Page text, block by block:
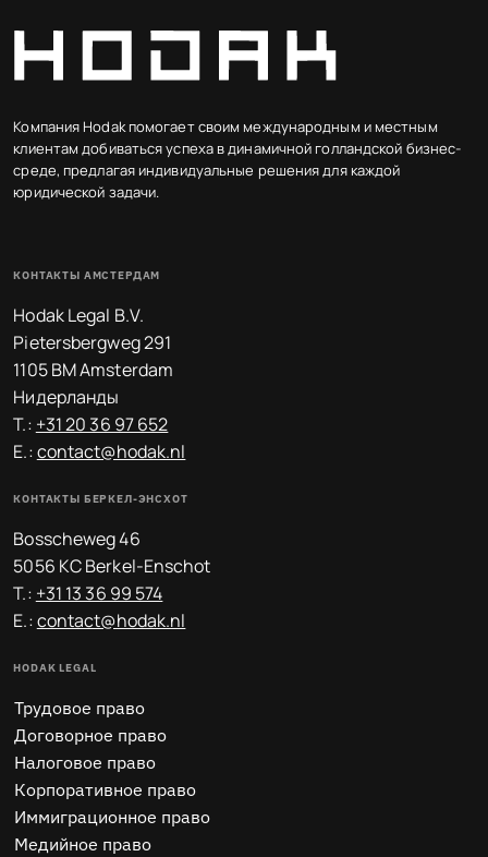
Компания Hodak помогает своим международным и местным
клиентам добиваться успеха в динамичной голландской бизнес-
среде, предлагая индивидуальные решения для каждой
юридической задачи.
КОНТАКТЫ АМСТЕРДАМ
Hodak Legal B.V.
Pietersbergweg 291
1105 BM Amsterdam
Нидерланды
T.: +31 20 36 97 652
E.:contact@hodak.nl
КОНТАКТЫ БЕРКЕЛ-ЭНСХОТ
Bosscheweg 46
5056 KC Berkel-Enschot
T.: +31 13 36 99 574
E.:contact@hodak.nl
HODAK LEGAL
Трудовое право
Договорное право
Налоговое право
Корпоративное право
Иммиграционное право
Медийное право